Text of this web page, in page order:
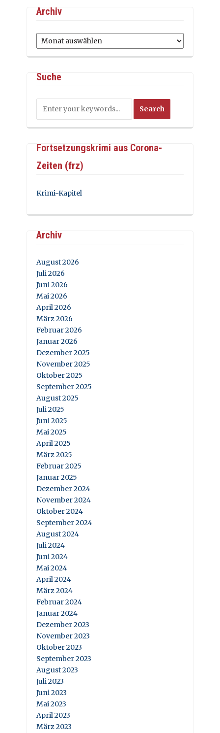
Archiv
Archiv
Suche
Fortsetzungskrimi aus Corona-
Zeiten (frz)
Krimi-Kapitel
Archiv
August 2026
Juli 2026
Juni 2026
Mai 2026
April 2026
März 2026
Februar 2026
Januar 2026
Dezember 2025
November 2025
Oktober 2025
September 2025
August 2025
Juli 2025
Juni 2025
Mai 2025
April 2025
März 2025
Februar 2025
Januar 2025
Dezember 2024
November 2024
Oktober 2024
September 2024
August 2024
Juli 2024
Juni 2024
Mai 2024
April 2024
März 2024
Februar 2024
Januar 2024
Dezember 2023
November 2023
Oktober 2023
September 2023
August 2023
Juli 2023
Juni 2023
Mai 2023
April 2023
März 2023